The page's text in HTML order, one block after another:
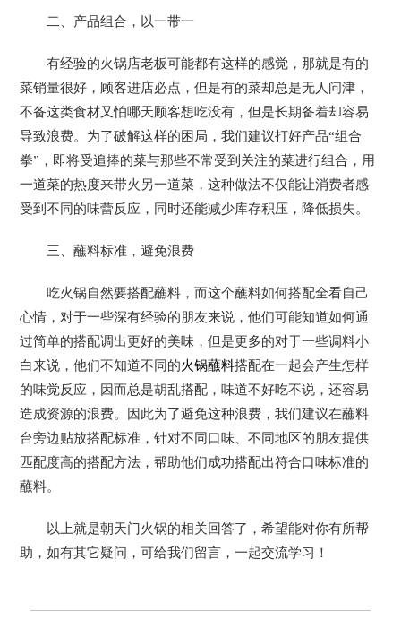
二、产品组合，以一带一
有经验的火锅店老板可能都有这样的感觉，那就是有的
菜销量很好，顾客进店必点，但是有的菜却总是无人问津，
不备这类食材又怕哪天顾客想吃没有，但是长期备着却容易
导致浪费。为了破解这样的困局，我们建议打好产品“组合
拳”，即将受追捧的菜与那些不常受到关注的菜进行组合，用
一道菜的热度来带火另一道菜，这种做法不仅能让消费者感
受到不同的味蕾反应，同时还能减少库存积压，降低损失。
三、蘸料标准，避免浪费
吃火锅自然要搭配蘸料，而这个蘸料如何搭配全看自己
心情，对于一些深有经验的朋友来说，他们可能知道如何通
过简单的搭配调出更好的美味，但是更多的对于一些调料小
白来说，他们不知道不同的火锅蘸料搭配在一起会产生怎样
的味觉反应，因而总是胡乱搭配，味道不好吃不说，还容易
造成资源的浪费。因此为了避免这种浪费，我们建议在蘸料
台旁边贴放搭配标准，针对不同口味、不同地区的朋友提供
匹配度高的搭配方法，帮助他们成功搭配出符合口味标准的
蘸料。
以上就是朝天门火锅的相关回答了，希望能对你有所帮
助，如有其它疑问，可给我们留言，一起交流学习！